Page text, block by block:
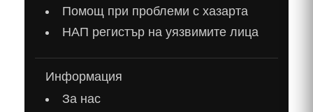
Помощ при проблеми с хазарта
НАП регистър на уязвимите лица
Информация
За нас